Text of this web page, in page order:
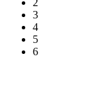
3
4
5
6